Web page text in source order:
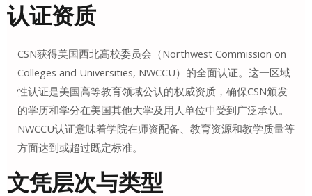
认证资质
CSN获得美国西北高校委员会（Northwest Commission on
Colleges and Universities, NWCCU）的全面认证。这一区域
性认证是美国高等教育领域公认的权威资质，确保CSN颁发
的学历和学分在美国其他大学及用人单位中受到广泛承认。
NWCCU认证意味着学院在师资配备、教育资源和教学质量等
方面达到或超过既定标准。
文凭层次与类型